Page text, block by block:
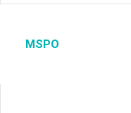
MSPO